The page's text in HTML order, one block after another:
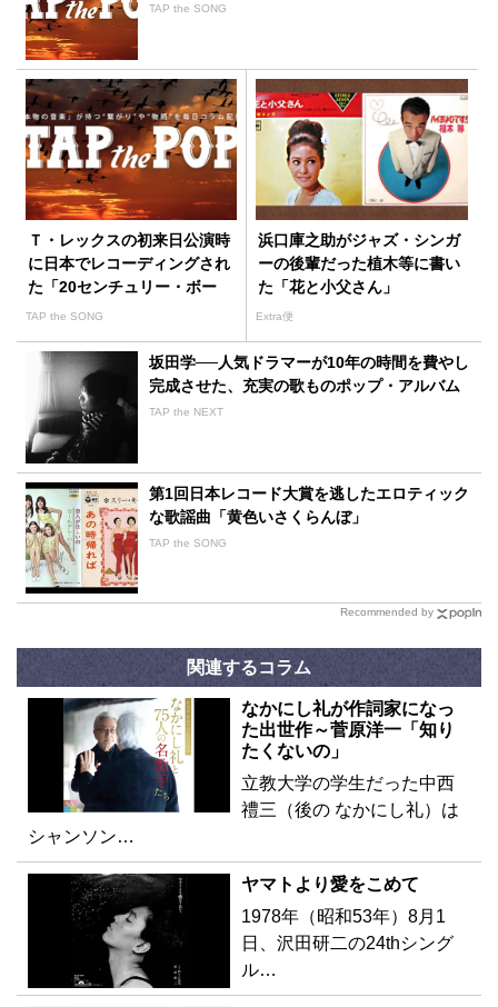
TAP the SONG
Ｔ・レックスの初来日公演時
に日本でレコーディングされ
た「20センチュリー・ボー
イ」
TAP the SONG
浜口庫之助がジャズ・シンガ
ーの後輩だった植木等に書い
た「花と小父さん」
Extra便
坂田学──人気ドラマーが10年の時間を費やし
完成させた、充実の歌ものポップ・アルバム
TAP the NEXT
第1回日本レコード大賞を逃したエロティック
な歌謡曲「黄色いさくらんぼ」
TAP the SONG
Recommended by
関連するコラム
なかにし礼が作詞家になっ
た出世作～菅原洋一「知り
たくないの」
立教大学の学生だった中西
禮三（後の なかにし礼）は
シャンソン…
ヤマトより愛をこめて
1978年（昭和53年）8月1
日、沢田研二の24thシング
ル…